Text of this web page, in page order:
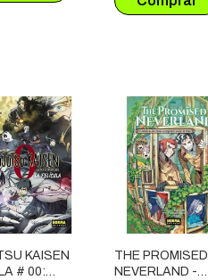
KAISEN
# 00:
THE PROMISED
NEVERLAND -